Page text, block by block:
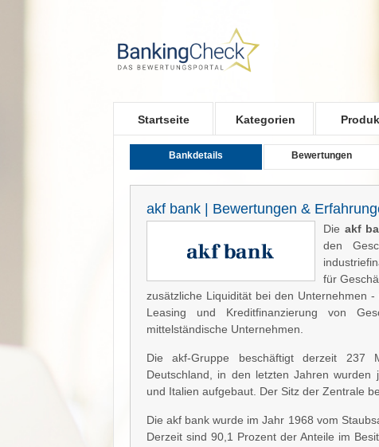
Startseite Kategorien
Bankdetails Bewertungen
akf bank | Bewertungen &
Die akf
den
für
zusätzliche Liquidität bei den Unternehmen
Leasing und Kreditfinanzierung von
mittelständische Unternehmen.
Die akf-Gruppe beschäftigt derzeit 237
Deutschland, in den letzten Jahren wurden
und Italien aufgebaut. Der Sitz der Zentrale
Die akf bank wurde im Jahr 1968 vom
Derzeit sind 90,1 Prozent der Anteile im